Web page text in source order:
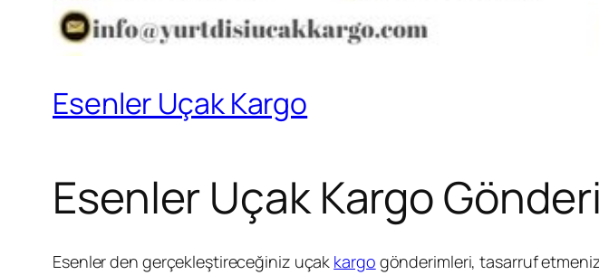
Esenler Uçak Kargo
Esenler Uçak Kargo
Esenler den gerçekleştireceğiniz uçak kargo gönderimleri, tasarruf